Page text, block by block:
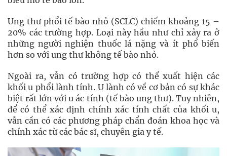
Ung thư phổi tế bào nhỏ (SCLC) chiếm khoảng 15 –
20% các trường hợp. Loại này hầu như chỉ xảy ra ở
những người nghiện thuốc lá nặng và ít phổ biến
hơn so với ung thư không tế bào nhỏ.
Ngoài ra, vẫn có trường hợp có thể xuất hiện các
khối u phổi lành tính. U lành có về cơ bản có sự khác
biệt rất lớn với u ác tính (tế bào ung thư). Tuy nhiên,
để có thể xác định chính xác tính chất của khối u,
vẫn cần có các phương pháp chẩn đoán khoa học và
chính xác từ các bác sĩ, chuyên gia y tế.